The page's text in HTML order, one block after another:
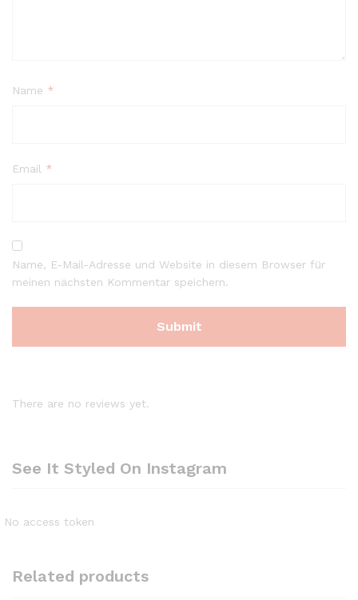
Name *
Email *
Name, E-Mail-Adresse und Website in diesem Browser für
meinen nächsten Kommentar speichern.
There are no reviews yet.
See It Styled On Instagram
No access token
Related products